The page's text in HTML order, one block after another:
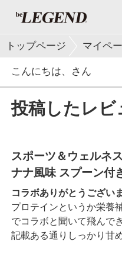
トップページ マイペ
こんにちは、 さん
投稿したレビ
スポーツ＆ウェルネ
ナナ風味 スプーン付
コラボありがとうござい
プロテインというか栄養
でコラボと聞いて飛んで
記載ある通りしっかり甘